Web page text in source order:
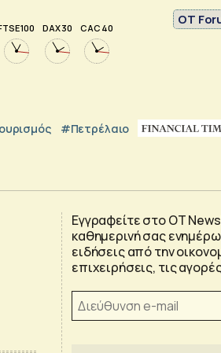
100 DAX 30 CAC 40
OT
#Πετρέλαιο
Εγγραφείτε στο OT
καθημερινή σας
ειδήσεις από την
επιχειρήσεις, τις